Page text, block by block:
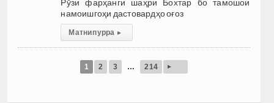
Рӯзи фарҳанги шаҳри Бохтар бо тамошои
намоишгоҳи дастовардҳо оғоз
Матни пурра ▸
1 2 3 … 214 ▸